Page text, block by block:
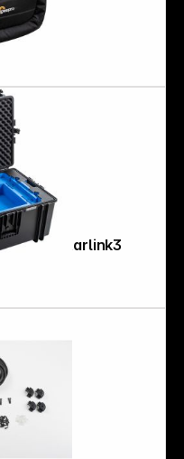
B&W satcom.case PP.1570 black for Starlink3